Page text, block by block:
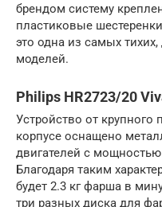
брендом систему
пластиковые
это одна из самых
моделей.
Philips HR2723/20
Устройство от крупного
корпусе оснащено
двигателей с
Благодаря таким
будет 2.3 кг фарша в
три разных диска для